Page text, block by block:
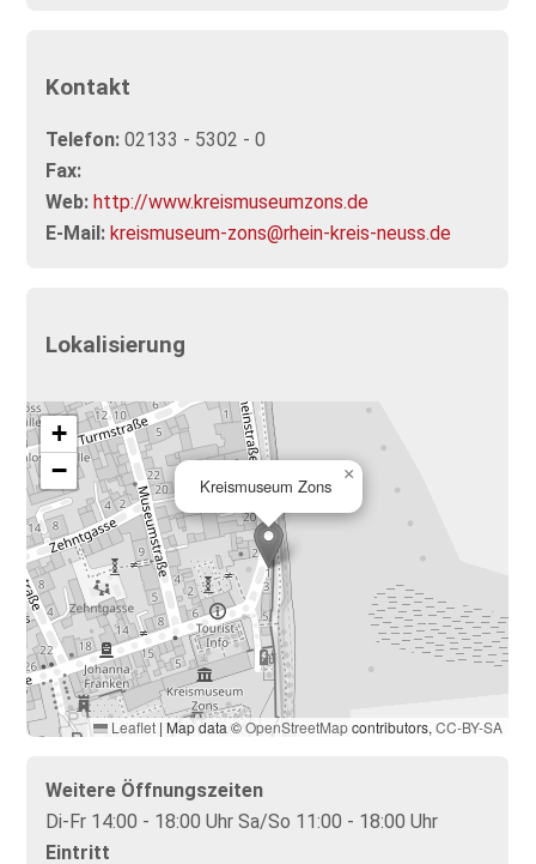
Kontakt
Telefon: 02133 - 5302 - 0
Fax:
Web: http://www.kreismuseumzons.de
E-Mail: kreismuseum-zons@rhein-kreis-neuss.de
Lokalisierung
Kreismuseum Zons
×
+
−
Leaflet | Map data ©OpenStreetMapcontributors,CC-BY-SA
Weitere Öffnungszeiten
Di-Fr 14:00 - 18:00 Uhr Sa/So 11:00 - 18:00 Uhr
Eintritt